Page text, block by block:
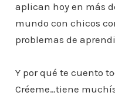
aplican hoy en más
mundo con chicos
problemas de
Y por qué te cuento
Créeme…tiene